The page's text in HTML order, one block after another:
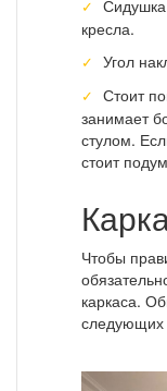
кресла.
Угол
Стоит
занимает
стулом.
стоит
Чтобы
каркаса.
следующих